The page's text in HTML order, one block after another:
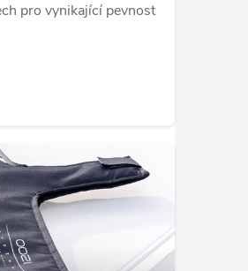
pro vynikající pevnost